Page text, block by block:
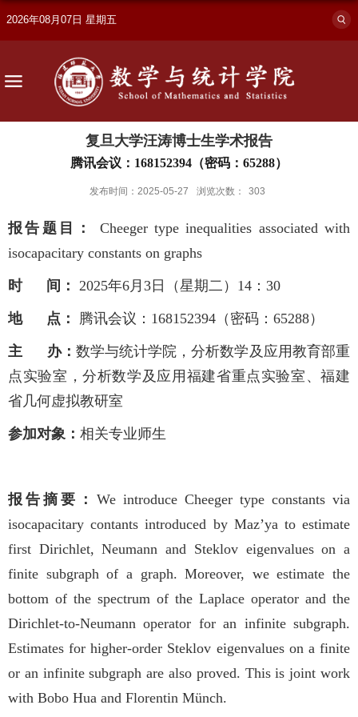
2026年08月07日 星期五
复旦大学汪涛博士生学术报告
腾讯会议：168152394（密码：65288）
发布时间：2025-05-27 浏览次数： 303
报告题目：
Cheeger type inequalities associated with
isocapacitary constants on graphs
时 间： 2025年6月3日（星期二）14：30
地 点： 腾讯会议：168152394（密码：65288）
主 办： 数学与统计学院，分析数学及应用教育部重
点实验室，分析数学及应用福建省重点实验室、福建
省几何虚拟教研室
参加对象： 相关专业师生
报告摘要： We introduce Cheeger type constants via
isocapacitary contants introduced by Maz’ya to estimate
first Dirichlet, Neumann and Steklov eigenvalues on a
finite subgraph of a graph. Moreover, we estimate the
bottom of the spectrum of the Laplace operator and the
Dirichlet-to-Neumann operator for an infinite subgraph.
Estimates for higher-order Steklov eigenvalues on a finite
or an infinite subgraph are also proved. This is joint work
with Bobo Hua and Florentin Münch.